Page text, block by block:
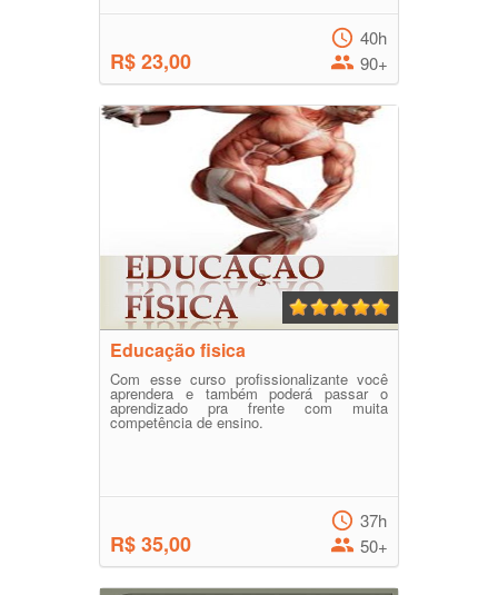
R$ 23,00
40h
90+
Educação fisica
Com esse curso profissionalizante você
aprendera e também poderá passar o
aprendizado pra frente com muita
competência de ensino.
R$ 35,00
37h
50+